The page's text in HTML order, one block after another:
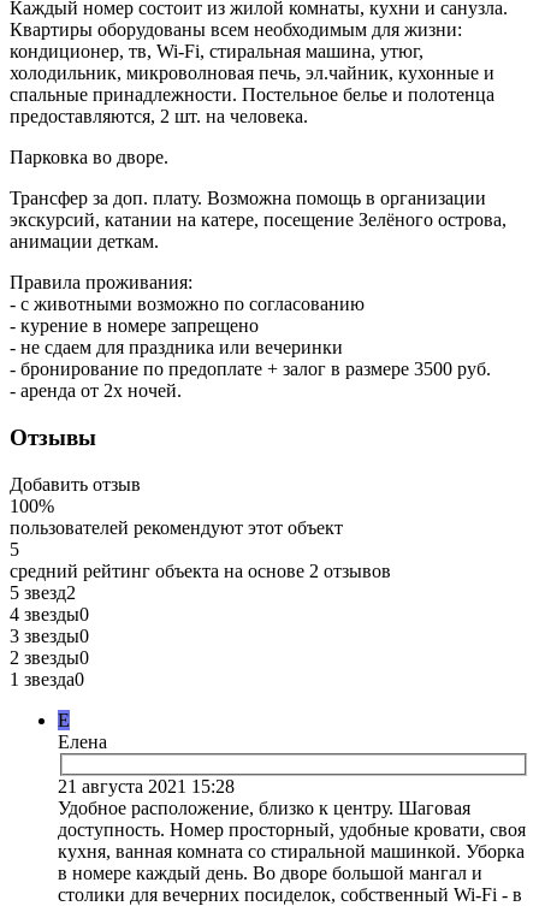
Каждый номер состоит из жилой комнаты, кухни и санузла.
Квартиры оборудованы всем необходимым для жизни:
кондиционер, тв, Wi-Fi, стиральная машина, утюг,
холодильник, микроволновая печь, эл.чайник, кухонные и
спальные принадлежности. Постельное белье и полотенца
предоставляются, 2 шт. на человека.
Парковка во дворе.
Трансфер за доп. плату. Возможна помощь в организации
экскурсий, катании на катере, посещение Зелёного острова,
анимации деткам.
Правила проживания:
- с животными возможно по согласованию
- курение в номере запрещено
- не сдаем для праздника или вечеринки
- бронирование по предоплате + залог в размере 3500 руб.
- аренда от 2х ночей.
Отзывы
Добавить отзыв
100%
пользователей рекомендуют этот объект
5
средний рейтинг объекта на основе 2 отзывов
5 звезд2
4 звезды0
3 звезды0
2 звезды0
1 звезда0
Е
Елена
21 августа 2021 15:28
Удобное расположение, близко к центру. Шаговая
доступность. Номер просторный, удобные кровати, своя
кухня, ванная комната со стиральной машинкой. Уборка
в номере каждый день. Во дворе большой мангал и
столики для вечерних посиделок, собственный Wi-Fi - в